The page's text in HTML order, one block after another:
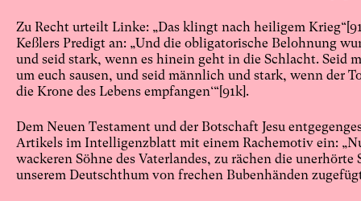
Zu Recht urteilt Linke: „Das klingt nach heiligem Krieg“
Keßlers Predigt an: „Und die obligatorische Belohnung
und seid stark, wenn es hinein geht in die Schlacht. Seid
um euch sausen, und seid männlich und stark, wenn der
die Krone des Lebens empfangen‘“[91k].
Dem Neuen Testament und der Botschaft Jesu
Artikels im Intelligenzblatt mit einem Rachemotiv ein:
wackeren Söhne des Vaterlandes, zu rächen die
unserem Deutschthum von frechen Bubenhänden